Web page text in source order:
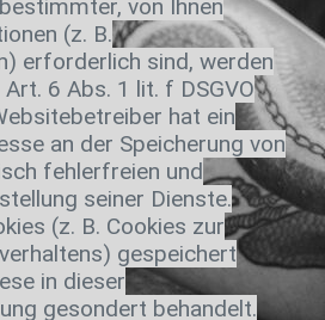
von Ihnen
(z. B.
erforderlich sind, werden
6 Abs. 1 lit. f DSGVO
hat ein
an der Speicherung von
fehlerfreien und
seiner Dienste.
(z. B. Cookies zur
gespeichert
in dieser
gesondert behandelt.